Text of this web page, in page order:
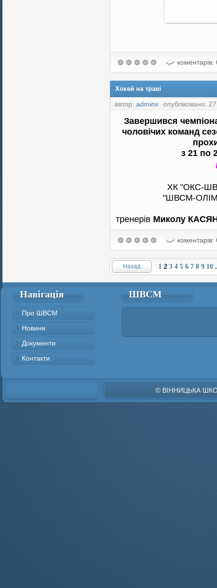
коментарів:
Хокей на траві
автор: adminx опубліковано:
Завершився
чоловічих команд
з 21 по
ХК "ОКС-
"ШВСМ-
тренерів Миколу
коментарів:
Назад 1 2 3 4 5 6 7 8 9 10
Навігація
Про ШВСМ
Новини
Документи
Контакти
ШВСМ
© ВІННИЦЬКА